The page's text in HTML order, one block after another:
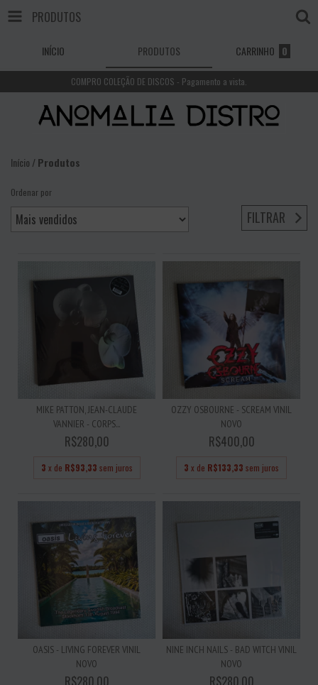
PRODUTOS
INÍCIO PRODUTOS CARRINHO 0
COMPRO COLEÇÃO DE DISCOS - Pagamento a vista.
Início /Produtos
Ordenar por
FILTRAR
MIKE PATTON, JEAN-CLAUDE
VANNIER - CORPS...
R$280,00
3 x de R$93,33 sem juros
OZZY OSBOURNE - SCREAM VINIL
NOVO
R$400,00
3 x de R$133,33 sem juros
OASIS - LIVING FOREVER VINIL
NOVO
R$280,00
NINE INCH NAILS - BAD WITCH VINIL
NOVO
R$280,00